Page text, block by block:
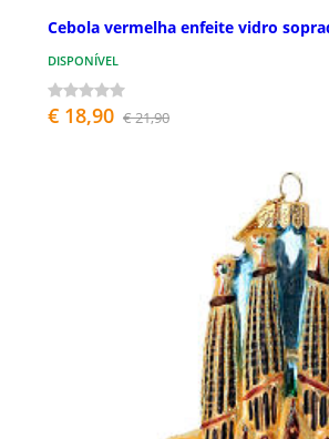
Cebola vermelha enfeite vidro
DISPONÍVEL
€ 18,90 € 21,90